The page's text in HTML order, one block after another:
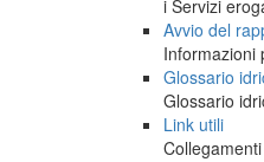
i Servizi
Avvio del
Informazioni
Glossario
Glossario
Link utili